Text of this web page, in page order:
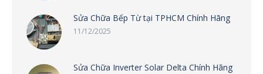
Sửa Chữa Bếp Từ tại TPHCM Chính Hãng
11/12/2025
Sửa Chữa Inverter Solar Delta Chính Hãng